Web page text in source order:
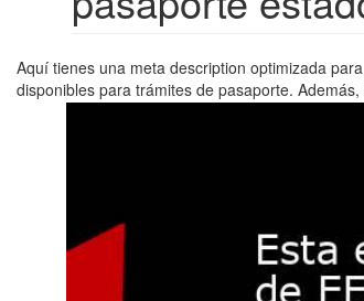
Aquí tienes una meta description optimizada
disponibles para trámites de pasaporte.